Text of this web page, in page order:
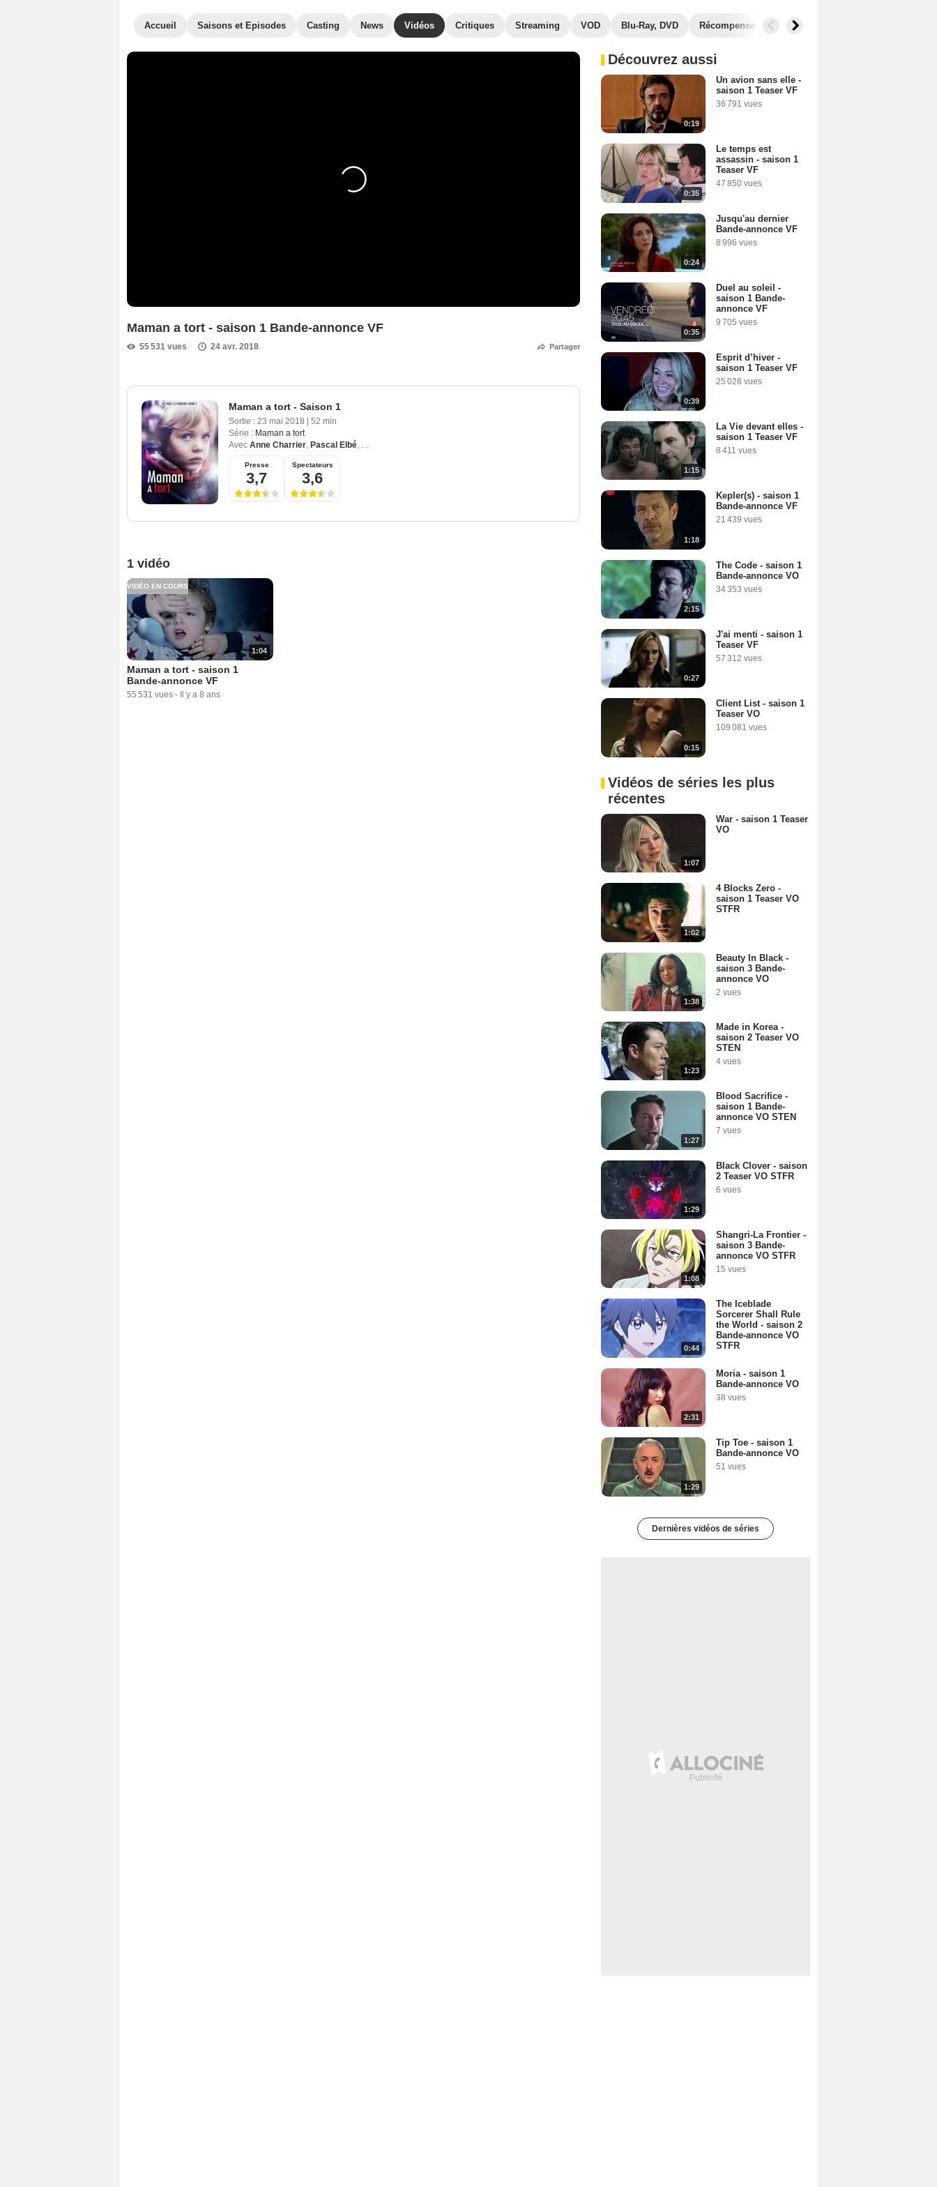
Accueil Saisons et Episodes Casting News Vidéos Critiques Streaming VOD Blu-Ray, DVD Récompenses Photos
Maman a tort - saison 1 Bande-annonce VF
55 531 vues 24 avr. 2018 Partager
Maman a tort - Saison 1
Sortie : 23 mai 2018
52 min
Série : Maman a tort
Avec Anne Charrier, Pascal Elbé, Sophie Quinton
Presse
3,7
Spectateurs
3,6
1 vidéo
1:04
VIDÉO EN COURS
Maman a tort - saison 1
Bande-annonce VF
55 531 vues - Il y a 8 ans
Découvrez aussi
0:19
Un avion sans elle -
saison 1 Teaser VF
36 791 vues
0:35
Le temps est
assassin - saison 1
Teaser VF
47 850 vues
0:24
Jusqu'au dernier
Bande-annonce VF
8 996 vues
0:35
Duel au soleil -
saison 1 Bande-
annonce VF
9 705 vues
0:39
Esprit d’hiver -
saison 1 Teaser VF
25 028 vues
1:15
La Vie devant elles -
saison 1 Teaser VF
8 411 vues
1:18
Kepler(s) - saison 1
Bande-annonce VF
21 439 vues
2:15
The Code - saison 1
Bande-annonce VO
34 353 vues
0:27
J'ai menti - saison 1
Teaser VF
57 312 vues
0:15
Client List - saison 1
Teaser VO
109 081 vues
Vidéos de séries les plus
récentes
1:07
War - saison 1 Teaser
VO
1:02
4 Blocks Zero -
saison 1 Teaser VO
STFR
1:38
Beauty In Black -
saison 3 Bande-
annonce VO
2 vues
1:23
Made in Korea -
saison 2 Teaser VO
STEN
4 vues
1:27
Blood Sacrifice -
saison 1 Bande-
annonce VO STEN
7 vues
1:29
Black Clover - saison
2 Teaser VO STFR
6 vues
1:08
Shangri-La Frontier -
saison 3 Bande-
annonce VO STFR
15 vues
0:44
The Iceblade
Sorcerer Shall Rule
the World - saison 2
Bande-annonce VO
STFR
2:31
Moria - saison 1
Bande-annonce VO
38 vues
1:29
Tip Toe - saison 1
Bande-annonce VO
51 vues
Dernières vidéos de séries